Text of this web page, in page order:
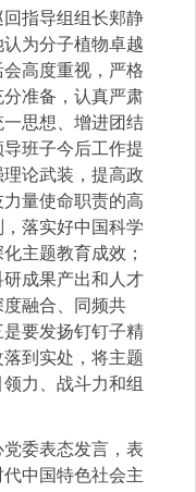
指导组组长郏静
为分子植物卓越
高度重视，严格
准备，认真严肃
思想、增进团结
班子今后工作提
论武装，提高政
量使命职责的高
落实好中国科学
主题教育成效；
成果产出和人才
融合、同频共
要发扬钉钉子精
到实处，将主题
力、战斗力和组
委表态发言，表
中国特色社会主